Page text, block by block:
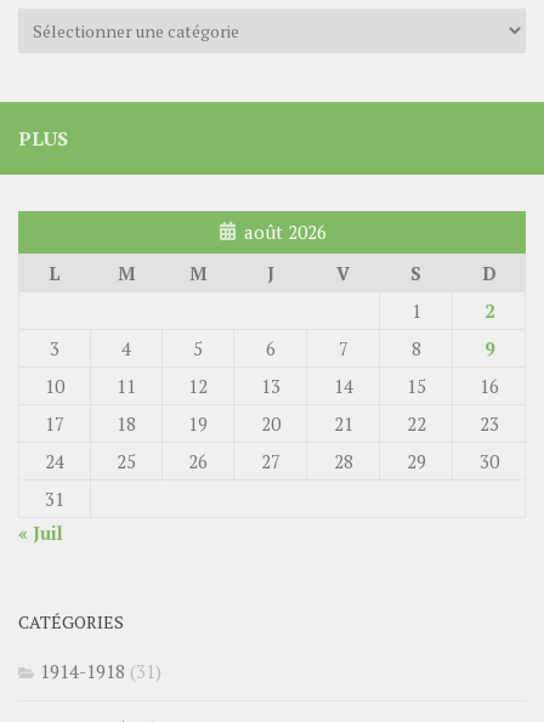
Catégories
PLUS
août 2026
L
M M J V S
D
1
2
3
4 5 6 7 8
9
10
11 12 13 14 15
16
17
18 19 20 21 22
23
24
25 26 27 28 29
30
31
« Juil
CATÉGORIES
1914-1918 (31)